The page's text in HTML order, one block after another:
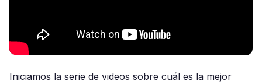
Iniciamos la serie de videos sobre cuál es la mejor